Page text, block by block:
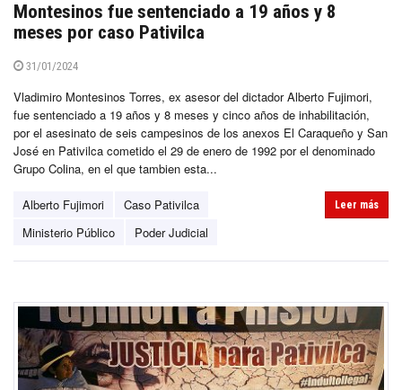
Montesinos fue sentenciado a 19 años y 8
meses por caso Pativilca
31/01/2024
Vladimiro Montesinos Torres, ex asesor del dictador Alberto Fujimori,
fue sentenciado a 19 años y 8 meses y cinco años de inhabilitación,
por el asesinato de seis campesinos de los anexos El Caraqueño y San
José en Pativilca cometido el 29 de enero de 1992 por el denominado
Grupo Colina, en el que tambien esta...
Alberto Fujimori
Caso Pativilca
Ministerio Público
Poder Judicial
Leer más